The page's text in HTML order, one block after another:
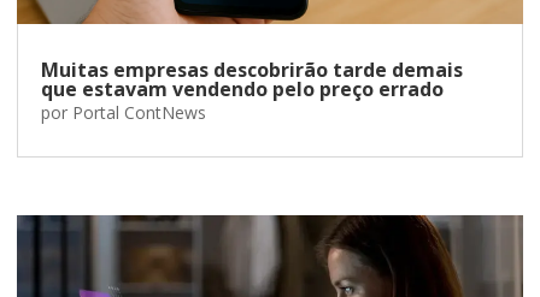
Muitas empresas descobrirão tarde demais
que estavam vendendo pelo preço errado
por Portal ContNews